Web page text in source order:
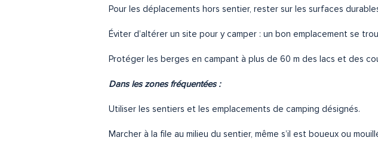
Pour les déplacements hors sentier, rester sur les surfaces
Éviter d’altérer un site pour y camper : un bon emplacement se
Protéger les berges en campant à plus de 60 m des lacs et des
Dans les zones fréquentées :
Utiliser les sentiers et les emplacements de camping désignés.
Marcher à la file au milieu du sentier, même s’il est boueux ou